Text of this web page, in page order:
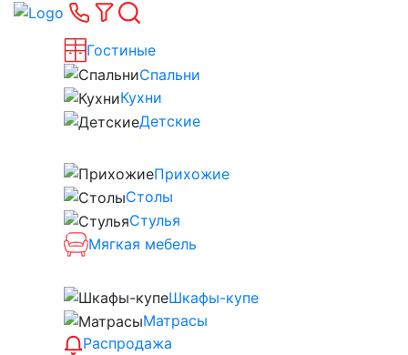
Гостиные
Спальни
Кухни
Детские
Прихожие
Столы
Стулья
Мягкая мебель
Шкафы-купе
Матрасы
Распродажа